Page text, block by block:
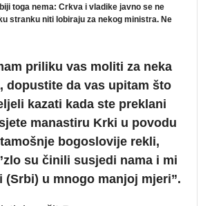
toga nema: Crkva i vladike javno se ne
stranku niti lobiraju za nekog ministra. Ne
priliku vas moliti za neka
dopustite da vas upitam što
kazati kada ste preklani
manastiru Krki u povodu
bogoslovije rekli,
su činili susjedi nama i mi
(Srbi) u mnogo manjoj mjeri”.